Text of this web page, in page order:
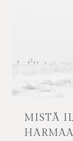
MISTÄ